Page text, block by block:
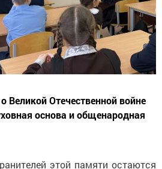
Великой Отечественной войне
основа и общенародная
этой памяти остаются